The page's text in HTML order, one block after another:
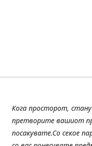
Кога просторот,
претворите вашиот
посакувате.Со секое